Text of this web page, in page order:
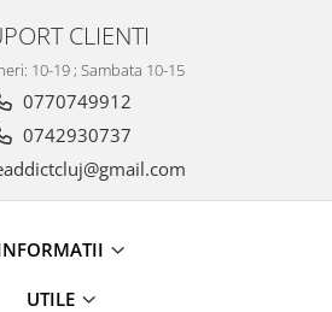
CLIENTI
10-19 ; Sambata 10-15
0770749912
0742930737
UTILE